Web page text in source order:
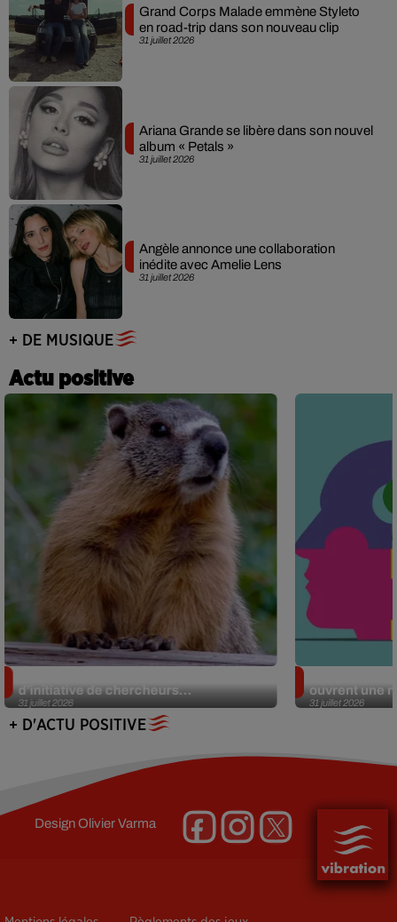
31 juillet 2026
Grand Corps Malade emmène Styleto
en road-trip dans son nouveau clip
31 juillet 2026
Ariana Grande se libère dans son nouvel
album « Petals »
31 juillet 2026
Angèle annonce une collaboration
inédite avec Amelie Lens
+ DE MUSIQUE
Actu positive
31 juillet 2026
d’initiative de chercheurs...
31 juillet 2026
ouvrent une
+ D'ACTU POSITIVE
DesignOlivier Varma